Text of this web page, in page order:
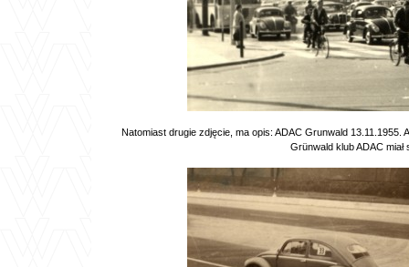
Natomiast drugie zdjęcie, ma opis: ADAC Grunwald
Grünwald klub ADAC